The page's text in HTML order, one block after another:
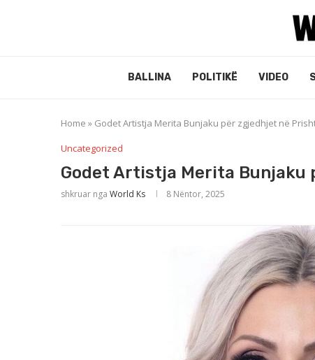
BALLINA POLITIKË VIDEO
Home » Godet Artistja Merita Bunjaku për zgjedhjet në
Uncategorized
Godet Artistja Merita Bunjaku
shkruar nga World Ks 8 Nëntor, 2025